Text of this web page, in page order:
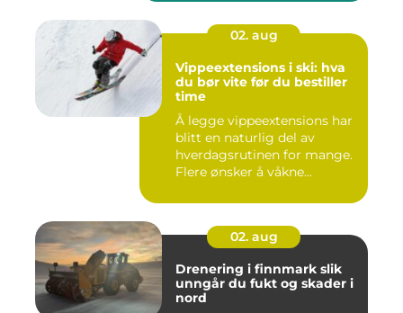
02. aug
Vippeextensions i ski: hva
du bør vite før du bestiller
time
Å legge vippeextensions har
blitt en naturlig del av
hverdagsrutinen for mange.
Flere ønsker å våkne...
02. aug
Drenering i finnmark slik
unngår du fukt og skader i
nord